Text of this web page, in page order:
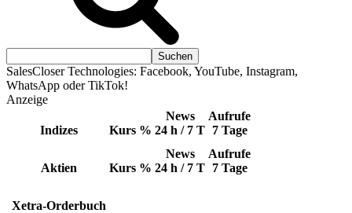
SalesCloser Technologies: Facebook, YouTube, Instagram,
WhatsApp oder TikTok!
Anzeige
Indizes Kurs %
News
24 h / 7 T
Aufrufe
7 Tage
Aktien Kurs %
News
24 h / 7 T
Aufrufe
7 Tage
Xetra-Orderbuch